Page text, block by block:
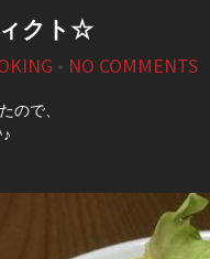
クト☆
• NO COMMENTS
ので、